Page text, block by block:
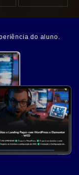
do aluno.